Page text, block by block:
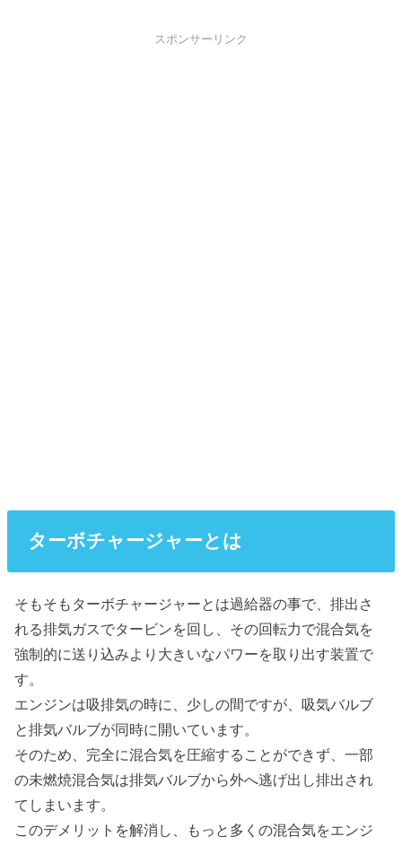
スポンサーリンク
ターボチャージャーとは
そもそもターボチャージャーとは過給器の事で、排出さ
れる排気ガスでタービンを回し、その回転力で混合気を
強制的に送り込みより大きいなパワーを取り出す装置で
す。
エンジンは吸排気の時に、少しの間ですが、吸気バルブ
と排気バルブが同時に開いています。
そのため、完全に混合気を圧縮することができず、一部
の未燃焼混合気は排気バルブから外へ逃げ出し排出され
てしまいます。
このデメリットを解消し、もっと多くの混合気をエンジ